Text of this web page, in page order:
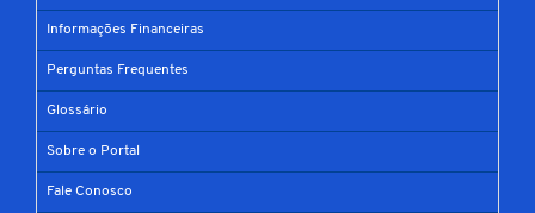
Informações Financeiras
Perguntas Frequentes
Glossário
Sobre o Portal
Fale Conosco